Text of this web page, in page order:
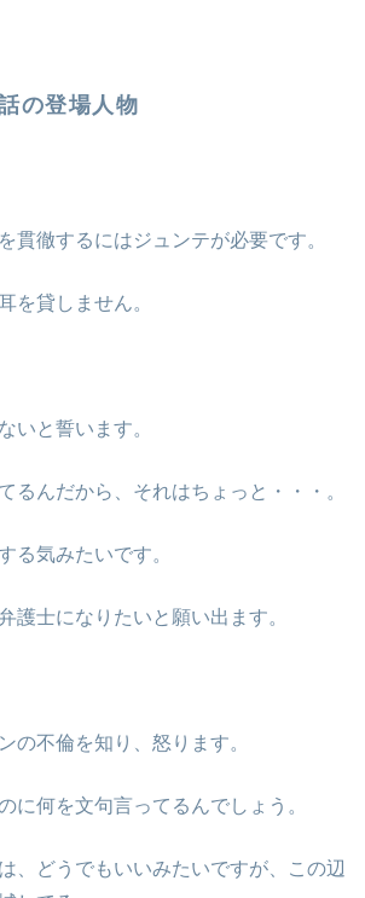
の登場人物
貫徹するにはジュンテが必要です。
を貸しません。
いと誓います。
るんだから、それはちょっと・・・。
る気みたいです。
護士になりたいと願い出ます。
の不倫を知り、怒ります。
に何を文句言ってるんでしょう。
、どうでもいいみたいですが、この辺